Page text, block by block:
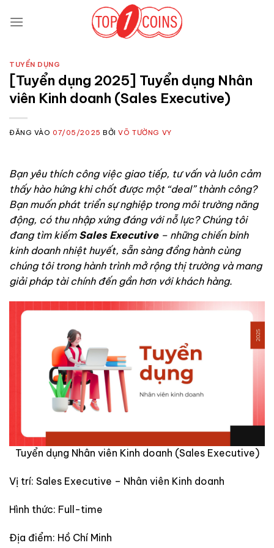
qua
TUYỂN DỤNG
[Tuyển dụng 2025] Tuyển dụng Nhân
viên Kinh doanh (Sales Executive)
ĐĂNG VÀO 07/05/2025 BỞIVÕ TƯỜNG VY
Bạn yêu thích công việc giao tiếp, tư vấn và luôn cảm
thấy hào hứng khi chốt được một “deal” thành công?
Bạn muốn phát triển sự nghiệp trong môi trường năng
động, có thu nhập xứng đáng với nỗ lực? Chúng tôi
đang tìm kiếm Sales Executive– những chiến binh
kinh doanh nhiệt huyết, sẵn sàng đồng hành cùng
chúng tôi trong hành trình mở rộng thị trường và mang
giải pháp tài chính đến gần hơn với khách hàng.
Tuyển dụng Nhân viên Kinh doanh (Sales Executive)
Vị trí: Sales Executive – Nhân viên Kinh doanh
Hình thức: Full-time
Địa điểm: Hồ Chí Minh